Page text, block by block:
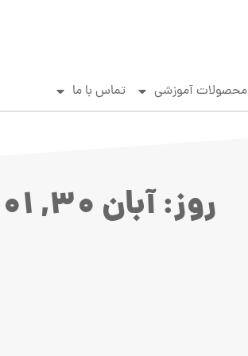
محصولات آموزشی تماس با ما
روز: آبان 30, 1401